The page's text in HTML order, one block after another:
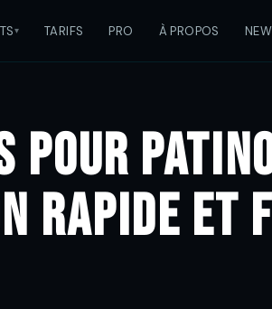
TARIFS PRO À PROPOS
pour
Rapide et